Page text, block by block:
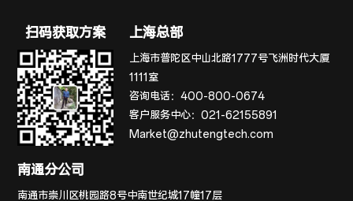
扫码获取方案 上海总部
上海市普陀区中山北路1777号飞洲时代大厦
1111室
咨询电话：400-800-0674
客户服务中心：021-62155891
Market@zhutengtech.com
南通分公司
南通市崇川区桃园路8号中南世纪城17幢17层